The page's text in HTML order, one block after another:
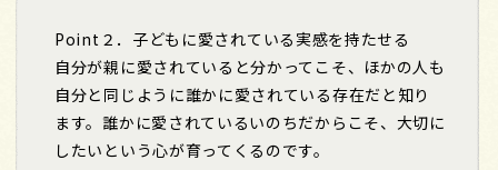
Point２． 子どもに愛されている実感を持たせる
自分が親に愛されていると分かってこそ、ほかの人も
自分と同じように誰かに愛されている存在だと知り
ます。誰かに愛されているいのちだからこそ、大切に
したいという心が育ってくるのです。